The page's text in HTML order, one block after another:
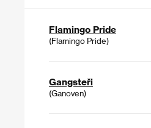
Flamingo Pride
(Flamingo Pride)
Gangsteři
(Ganoven)